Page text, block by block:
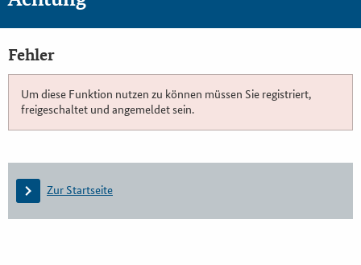
Fehler
Um diese Funktion nutzen zu können müssen Sie registriert,
freigeschaltet und angemeldet sein.
Zur Startseite